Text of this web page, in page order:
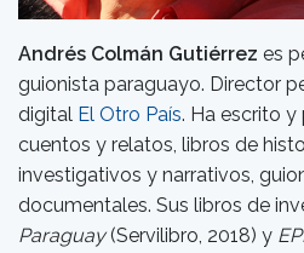
Andrés Colmán Gutiérrez es
guionista paraguayo. Director
digital El Otro País. Ha escrito
cuentos y relatos, libros de
investigativos y narrativos,
documentales. Sus libros de
Paraguay(Servilibro, 2018) y